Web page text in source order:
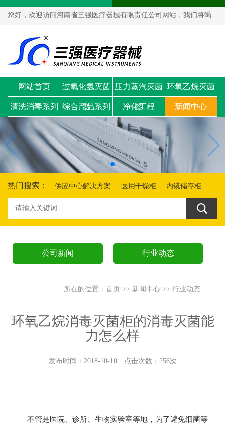
您好，欢迎访问河南省三强医疗器械有限责任公司网站，我们将竭
诚为您服务！
网站首页 过氧化氢灭菌
器
压力蒸汽灭菌
器
环氧乙烷灭菌
器
清洗消毒系列 综合产品系列 净化工程 新闻中心
热门搜索： 供应中心解决方案 医用干燥柜 内镜储存柜
公司新闻 行业动态
所在的位置： 首页>> 新闻中心>> 行业动态
环氧乙烷消毒灭菌柜的消毒灭菌能
力怎么样
发布时间：2018-10-10 点击次数：256次
不管是医院、诊所、生物实验室等地，为了避免细菌等